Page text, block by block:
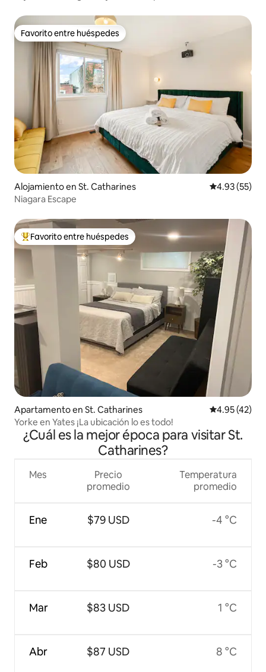
Favorito entre huéspedes
Favorito entre huéspedes
Alojamiento en St. Catharines Calificación
4.93 (55)
Niagara Escape
Favorito entre huéspedes preferido
Favorito entre huéspedes
Apartamento en St. Catharines Calificación
4.95 (42)
Yorke en Yates ¡La ubicación lo es todo!
¿Cuál es la mejor época para visitar St.
Catharines?
Mes
Ene
Feb
Mar
Abr
Precio
promedio
$79 USD
$80 USD
$83 USD
$87 USD
Temperatura
promedio
-4 °C
-3 °C
1 °C
8 °C